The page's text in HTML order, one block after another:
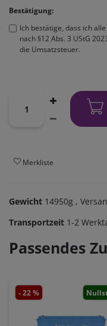
Bestätigung:
Ich bestätige, dass ich
nach §12 Abs. 3 UStG
die Umsatzsteuer.
Merkliste
Gewicht 14950g ,
Transportzeit 1-2
Passendes
- 22 %